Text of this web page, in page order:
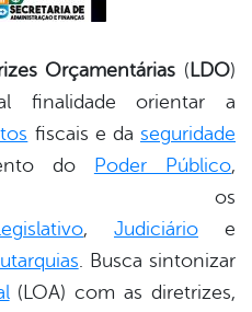
Orçamentárias (LDO)
finalidade orientar a
fiscais e daseguridade
do Poder Público,
os
, Judiciário e
. Busca sintonizar
(LOA) com as diretrizes,